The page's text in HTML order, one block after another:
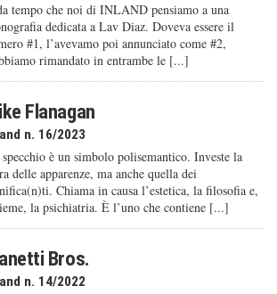
tempo che noi di INLAND pensiamo a una
dedicata a Lav Diaz. Doveva essere il
#1, l’avevamo poi annunciato come #2,
rimandato in entrambe le [...]
Flanagan
n. 16/2023
è un simbolo polisemantico. Investe la
delle apparenze, ma anche quella dei
Chiama in causa l’estetica, la filosofia e,
la psichiatria. È l’uno che contiene [...]
Bros.
n. 14/2022